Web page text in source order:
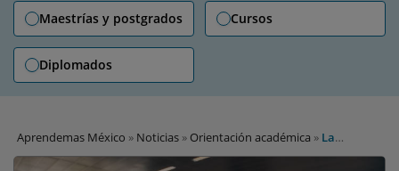
Maestrías y postgrados Cursos
Diplomados
Aprendemas México » Noticias » Orientación académica » La
importancia de estudiar la preparatoria